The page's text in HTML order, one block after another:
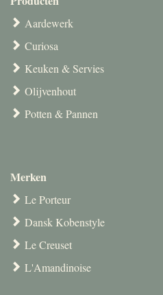
Aardewerk
Curiosa
Keuken & Servies
Olijvenhout
Potten & Pannen
Merken
Le Porteur
Dansk Kobenstyle
Le Creuset
L'Amandinoise